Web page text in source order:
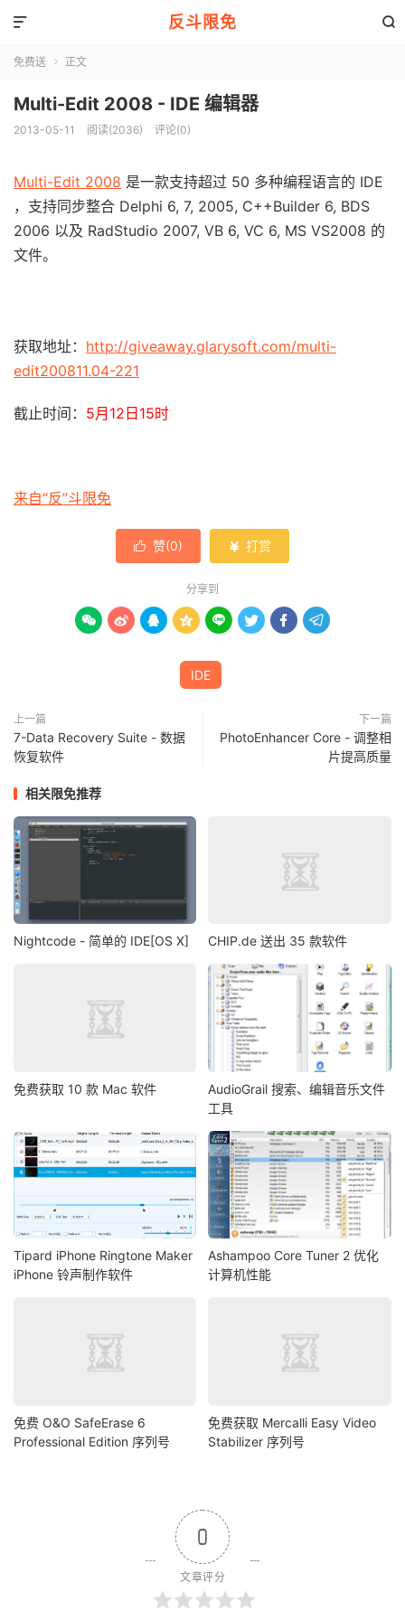
反斗限免 

免费送  正文
Multi-Edit 2008 - IDE 编辑器
2013-05-11 阅读(2036) 评论(0)
Multi-Edit 2008 是一款支持超过 50 多种编程语言的 IDE
，支持同步整合 Delphi 6, 7, 2005, C++Builder 6, BDS
2006 以及 RadStudio 2007, VB 6, VC 6, MS VS2008 的
文件。
获取地址： http://giveaway.glarysoft.com/multi-
edit200811.04-221
截止时间： 5月12日15时
来自“反”斗限免
 赞(0)  打赏
分享到
       
IDE
上一篇
7-Data Recovery Suite - 数据
恢复软件
下一篇
PhotoEnhancer Core - 调整相
片提高质量
相关限免推荐
Nightcode - 简单的 IDE[OS X] CHIP.de 送出 35 款软件
免费获取 10 款 Mac 软件
AudioGrail 搜索、编辑音乐文件
工具
Tipard iPhone Ringtone Maker
iPhone 铃声制作软件
Ashampoo Core Tuner 2 优化
计算机性能
免费 O&O SafeErase 6
Professional Edition 序列号
免费获取 Mercalli Easy Video
Stabilizer 序列号
0
文章评分